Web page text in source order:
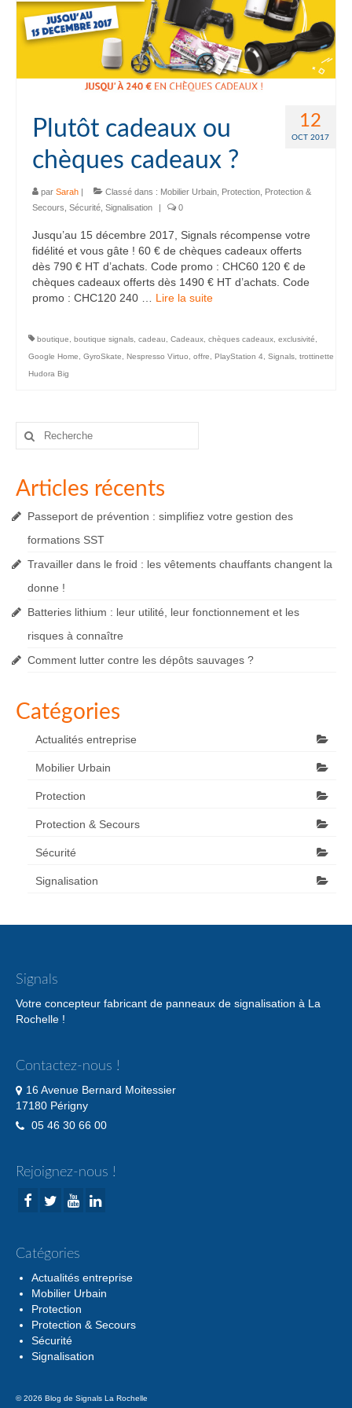
12
OCT 2017
Plutôt cadeaux ou
chèques cadeaux ?
par Sarah | Classé dans : Mobilier Urbain Protection Protection &
Secours Sécurité Signalisation | 0
Jusqu’au 15 décembre 2017, Signals récompense votre
fidélité et vous gâte ! 60 € de chèques cadeaux offerts
dès 790 € HT d’achats. Code promo : CHC60 120 € de
chèques cadeaux offerts dès 1490 € HT d’achats. Code
promo : CHC120 240 … Lire la suite­­
boutique boutique signals cadeau Cadeaux chèques cadeaux exclusivité
Google Home
GyroSkate Nespresso Virtuo offre PlayStation 4 Signals trottinette
Hudora Big
Rechercher
Articles récents
Passeport de prévention : simplifiez votre gestion des
formations SST
Travailler dans le froid : les vêtements chauffants changent la
donne !
Batteries lithium : leur utilité, leur fonctionnement et les
risques à connaître
Comment lutter contre les dépôts sauvages ?
Catégories
Actualités entreprise
Mobilier Urbain
Protection
Protection & Secours
Sécurité
Signalisation
Signals
Votre concepteur fabricant de panneaux de signalisation à La
Rochelle !
Contactez-nous !
16 Avenue Bernard Moitessier
17180 Périgny
05 46 30 66 00
Rejoignez-nous !
Catégories
Actualités entreprise
Mobilier Urbain
Protection
Protection & Secours
Sécurité
Signalisation
© 2026 Blog de Signals La Rochelle